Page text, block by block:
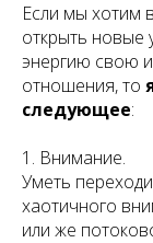
Если мы хотим
открыть новые
энергию свою и
отношения, то
следующее:
1. Внимание.
Уметь
хаотичного
или же